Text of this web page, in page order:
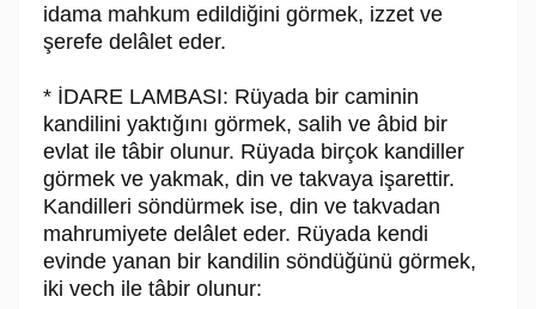
idama mahkum edildiğini görmek, izzet ve
şerefe delâlet eder.
* İDARE LAMBASI: Rüyada bir caminin
kandilini yaktığını görmek, salih ve âbid bir
evlat ile tâbir olunur. Rüyada birçok kandiller
görmek ve yakmak, din ve takvaya işarettir.
Kandilleri söndürmek ise, din ve takvadan
mahrumiyete delâlet eder. Rüyada kendi
evinde yanan bir kandilin söndüğünü görmek,
iki vech ile tâbir olunur: